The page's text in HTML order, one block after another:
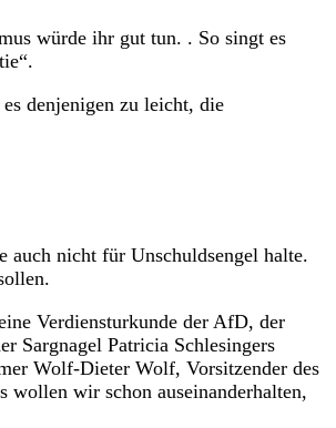
würde ihr gut tun. . So singt es
denjenigen zu leicht, die
auch nicht für Unschuldsengel halte.
Verdiensturkunde der AfD, der
Sargnagel Patricia Schlesingers
Wolf-Dieter Wolf, Vorsitzender des
wollen wir schon auseinanderhalten,